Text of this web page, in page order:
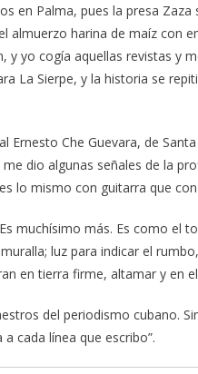
en Palma, pues la presa
almuerzo harina de maíz con
y yo cogía aquellas revistas y
La Sierpe, y la historia se
Ernesto Che Guevara, de
me dio algunas señales de la
lo mismo con guitarra que
muchísimo más. Es como el
luz para indicar el
en tierra firme, altamar y en
del periodismo cubano.
cada línea que escribo”.